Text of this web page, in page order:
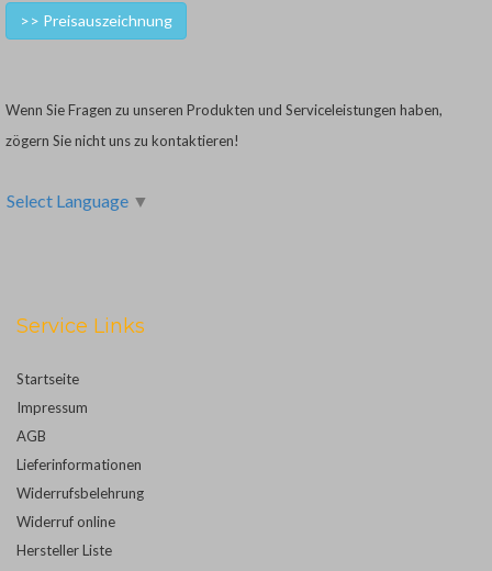
>> Preisauszeichnung
Wenn Sie Fragen zu unseren Produkten und Serviceleistungen haben,
zögern Sie nicht uns zu kontaktieren!
Select Language ▼
Service Links
Startseite
Impressum
AGB
Lieferinformationen
Widerrufsbelehrung
Widerruf online
Hersteller Liste